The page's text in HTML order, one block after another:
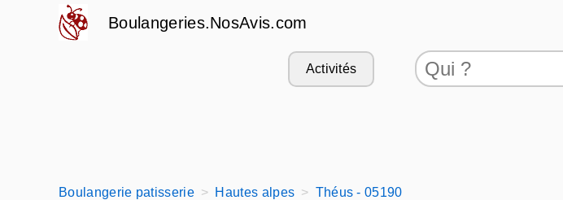
Boulangeries.NosAvis.com
Activités
Boulangerie patisserie Hautes alpes Théus - 05190